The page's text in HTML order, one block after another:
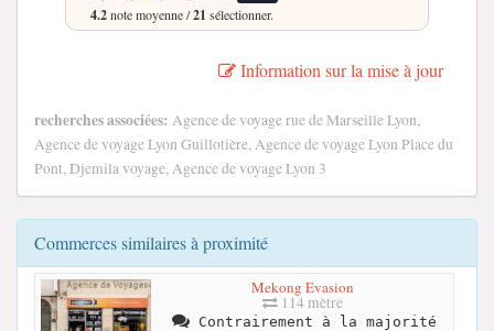
4.2note moyenne /21 sélectionner.
Information sur la mise à jour
recherches associées: Agence de voyage rue de Marseille Lyon,
Agence de voyage Lyon Guillotière, Agence de voyage Lyon Place du
Pont, Djemila voyage, Agence de voyage Lyon 3
Commerces similaires à proximité
Mekong Evasion
114 mètre
Contrairement à la majorité